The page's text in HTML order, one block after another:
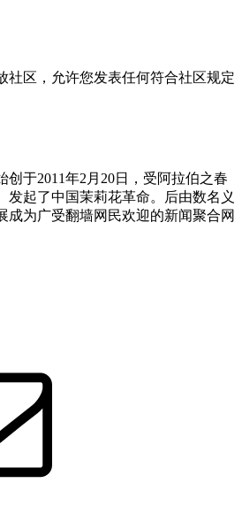
社区，允许您发表任何符合社区规定
于2011年2月20日，受阿拉伯之春
发起了中国茉莉花革命。后由数名义
成为广受翻墙网民欢迎的新闻聚合网